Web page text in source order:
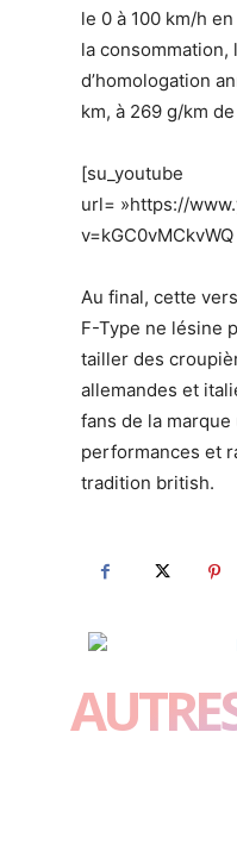
le 0 à 100 km/h
la consommation,
d’homologation
km, à 269 g/km de
[su_youtube
url= »https://
v=kGC0vMCkvWQ
Au final, cette
F-Type ne lésine
tailler des
allemandes et
fans de la
performances et
tradition british.